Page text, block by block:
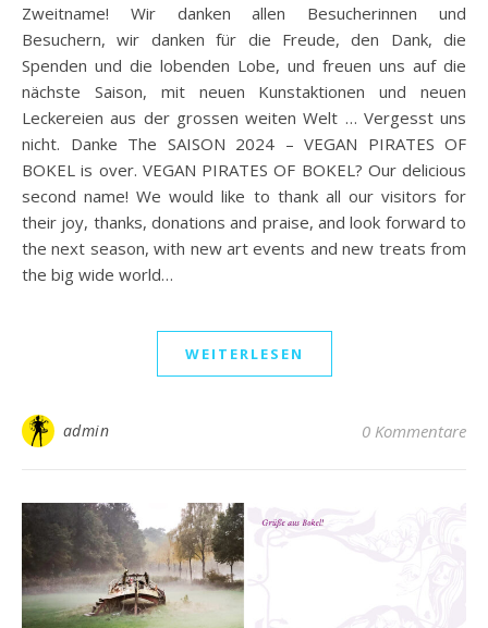
Zweitname! Wir danken allen Besucherinnen und
Besuchern, wir danken für die Freude, den Dank, die
Spenden und die lobenden Lobe, und freuen uns auf die
nächste Saison, mit neuen Kunstaktionen und neuen
Leckereien aus der grossen weiten Welt … Vergesst uns
nicht. Danke The SAISON 2024 – VEGAN PIRATES OF
BOKEL is over. VEGAN PIRATES OF BOKEL? Our delicious
second name! We would like to thank all our visitors for
their joy, thanks, donations and praise, and look forward to
the next season, with new art events and new treats from
the big wide world…
WEITERLESEN
admin 0 Kommentare